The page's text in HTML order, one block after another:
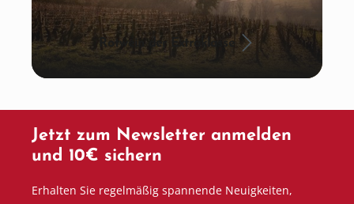
Rotwein der Extraklasse
Jetzt zum Newsletter anmelden
und 10€ sichern
Erhalten Sie regelmäßig spannende Neuigkeiten,